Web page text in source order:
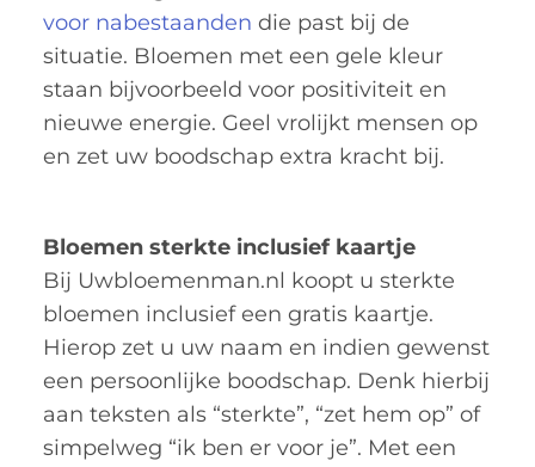
voor nabestaanden die past bij de
situatie. Bloemen met een gele kleur
staan bijvoorbeeld voor positiviteit en
nieuwe energie. Geel vrolijkt mensen op
en zet uw boodschap extra kracht bij.
Bloemen sterkte inclusief kaartje
Bij Uwbloemenman.nl koopt u sterkte
bloemen inclusief een gratis kaartje.
Hierop zet u uw naam en indien gewenst
een persoonlijke boodschap. Denk hierbij
aan teksten als “sterkte”, “zet hem op” of
simpelweg “ik ben er voor je”. Met een